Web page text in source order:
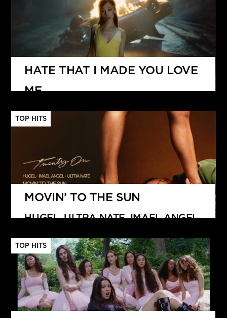
Hits – 96.5 FM
HATE THAT I MADE YOU LOVE
ME
ARIANA GRANDE
TOP HITS
MOVIN’ TO THE SUN
HUGEL, ULTRA NATE, IMAEL ANGEL
TOP HITS